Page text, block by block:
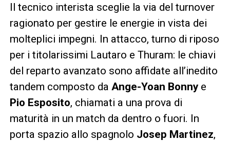
Il tecnico interista sceglie la via del turnover
ragionato per gestire le energie in vista dei
molteplici impegni. In attacco, turno di riposo
per i titolarissimi Lautaro e Thuram: le chiavi
del reparto avanzato sono affidate all’inedito
tandem composto da Ange-Yoan Bonnye
Pio Esposito, chiamati a una prova di
maturità in un match da dentro o fuori. In
porta spazio allo spagnolo Josep Martinez,